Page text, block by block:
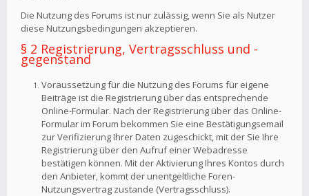
Die Nutzung des Forums ist nur zulässig, wenn Sie als Nutzer
diese Nutzungsbedingungen akzeptieren.
§ 2 Registrierung, Vertragsschluss und -
gegenstand
Voraussetzung für die Nutzung des Forums für eigene
Beiträge ist die Registrierung über das entsprechende
Online-Formular. Nach der Registrierung über das Online-
Formular im Forum bekommen Sie eine Bestätigungsemail
zur Verifizierung Ihrer Daten zugeschickt, mit der Sie Ihre
Registrierung über den Aufruf einer Webadresse
bestätigen können. Mit der Aktivierung Ihres Kontos durch
den Anbieter, kommt der unentgeltliche Foren-
Nutzungsvertrag zustande (Vertragsschluss).